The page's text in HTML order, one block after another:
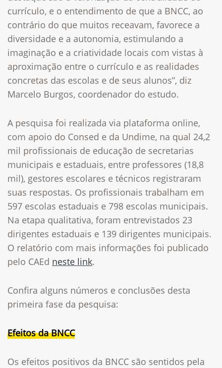
currículo, e o entendimento de que a BNCC, ao
contrário do que muitos receavam, favorece a
diversidade e a autonomia, estimulando a
imaginação e a criatividade locais com vistas à
aproximação entre o currículo e as realidades
concretas das escolas e de seus alunos”, diz
Marcelo Burgos, coordenador do estudo.
A pesquisa foi realizada via plataforma online,
com apoio do Consed e da Undime, na qual 24,2
mil profissionais de educação de secretarias
municipais e estaduais, entre professores (18,8
mil), gestores escolares e técnicos registraram
suas respostas. Os profissionais trabalham em
597 escolas estaduais e 798 escolas municipais.
Na etapa qualitativa, foram entrevistados 23
dirigentes estaduais e 139 dirigentes municipais.
O relatório com mais informações foi publicado
pelo CAEd neste link.
Confira alguns números e conclusões desta
primeira fase da pesquisa:
Efeitos da BNCC
Os efeitos positivos da BNCC são sentidos pela